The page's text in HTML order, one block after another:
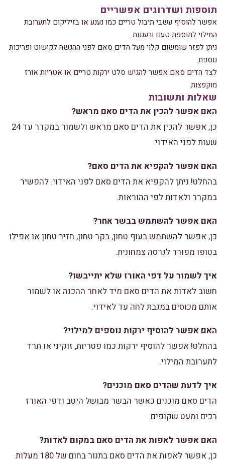
תוספות ושדרוגים אפשריים
אפשר להוסיף עשבי תיבול טריים כמו נענע או בזיליקום לתערובת
המילוי לתוספת טעם ורעננות.
ניתן לפזר שומשום קלוי מעל הדים סאם לפני ההגשה לקישוט ופריכות
נוספת.
לצד הדים סאם אפשר להגיש סלט ירקות טריים או אטריות אורז
מוקפצות.
שאלות ותשובות
האם אפשר להכין את הדים סאם מראש?
כן, אפשר להכין את הדים סאם מראש ולשמור במקרר עד 24
שעות לפני האידוי.
האם אפשר להקפיא את הדים סאם?
בהחלט! ניתן להקפיא את הדים סאם לפני האידוי. להפשיר
במקרר ולאדות לפי ההוראות.
האם אפשר להשתמש בבשר אחר?
כן, אפשר להשתמש בעוף טחון, בקר טחון, חזיר טחון או אפילו
בטופו מפורר לגרסה צמחונית.
איך לשמור על דפי האורז שלא יתייבשו?
חשוב לאדות את הדים סאם מיד לאחר ההכנה או לשמור
אותם מכוסים במגבת לחה עד לאידוי.
האם אפשר להוסיף ירקות נוספים למילוי?
בהחלט! אפשר להוסיף ירקות כמו פטריות, זוקיני או תרד
לתערובת המילוי.
איך לדעת שהדים סאם מוכנים?
הדים סאם מוכנים כאשר הבשר מבושל היטב ודפי האורז
רכים ומעט שקופים.
האם אפשר לאפות את הדים סאם במקום לאדות?
כן, אפשר לאפות את הדים סאם בתנור בחום של 180 מעלות